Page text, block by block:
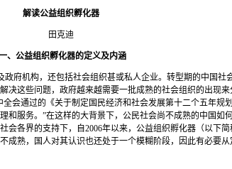
解读公益组织孵化器
田克迪
、公益组织孵化器的定义及内涵
府机构，还包括社会组织甚或私人企业。转型期的中国社
决这些问题，政府越来越需要一批成熟的社会组织的出现
会通过的《关于制定国民经济和社会发展第十二个五年规
和服务。”在这样的大背景下，公民社会尚不成熟的中国如
会各界的支持下，自2006年以来，公益组织孵化器（以下
成熟，国人对其认识也还处于一个模糊阶段，因此有必要